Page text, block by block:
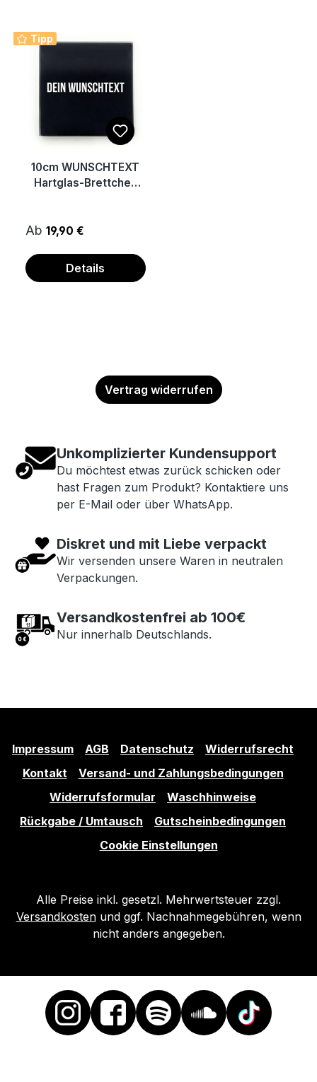
Tipp
10cm WUNSCHTEXT
Hartglas-Brettchen
Ab 19,90 €
Details
Vertrag widerrufen
Unkomplizierter Kundensupport
Du möchtest etwas zurück schicken oder
hast Fragen zum Produkt? Kontaktiere uns
per E-Mail oder über WhatsApp.
Diskret und mit Liebe verpackt
Wir versenden unsere Waren in neutralen
Verpackungen.
Versandkostenfrei ab 100€
Nur innerhalb Deutschlands.
Impressum AGB Datenschutz
Widerrufsrecht
Kontakt
Versand- und Zahlungsbedingungen
Widerrufsformular
Waschhinweise
Rückgabe / Umtausch
Gutscheinbedingungen
Cookie Einstellungen
Alle Preise inkl. gesetzl. Mehrwertsteuer zzgl.
Versandkostenund ggf. Nachnahmegebühren, wenn
nicht anders angegeben.